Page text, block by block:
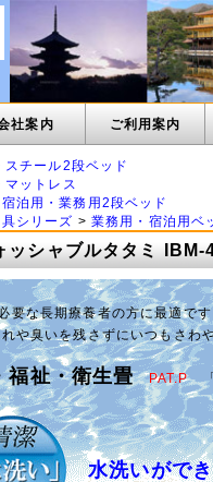
社案内 ご利用案内
スチール2段ベッド
マットレス
泊用・業務用2段ベッド
シリーズ > 業務用・宿泊用ベ
ッシャブルタタミ IBM-
要な長期療養者の方に最適で
や臭いを残さずにいつもさわ
福祉・衛生畳 PAT.P「
水洗いがで